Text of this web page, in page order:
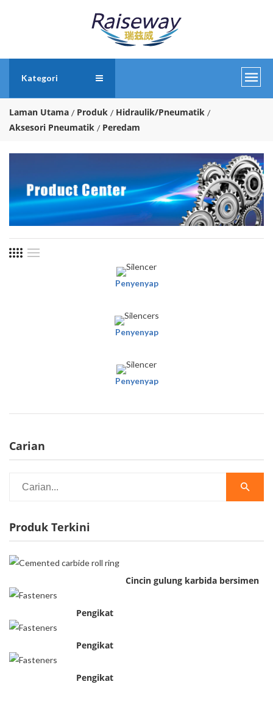
Kategori
Laman Utama Produk
Hidraulik/Pneumatik
Aksesori Pneumatik
Peredam
Carian
Produk Terkini
Cincin gulung karbida bersimen
Pengikat
Pengikat
Pengikat
Penyenyap
Penyenyap
Penyenyap